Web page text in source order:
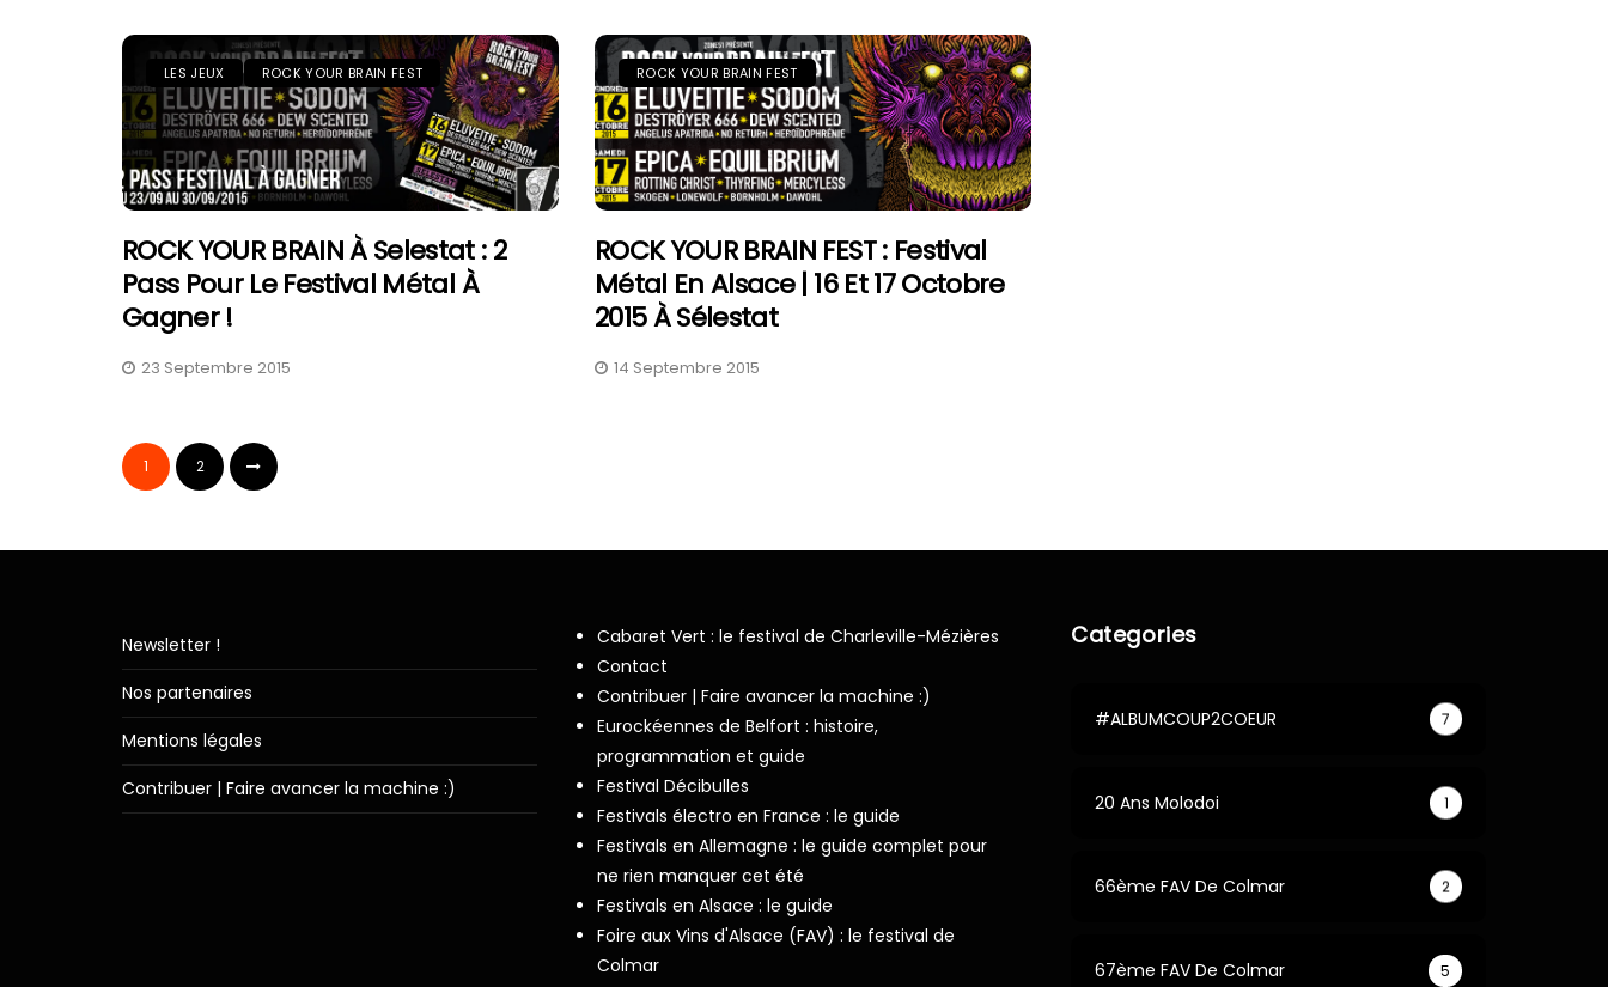
LES JEUX ROCK YOUR BRAIN FEST
ROCK YOUR BRAIN À Selestat : 2
Pass Pour Le Festival Métal À
Gagner !
23 Septembre 2015
ROCK YOUR BRAIN FEST
ROCK YOUR BRAIN FEST : Festival
Métal En Alsace | 16 Et 17 Octobre
2015 À Sélestat
14 Septembre 2015
1 2
Newsletter !
Nos partenaires
Mentions légales
Contribuer | Faire avancer la machine :)
Cabaret Vert : le festival de Charleville-Mézières
Contact
Contribuer | Faire avancer la machine :)
Eurockéennes de Belfort : histoire,
programmation et guide
Festival Décibulles
Festivals électro en France : le guide
Festivals en Allemagne : le guide complet pour
ne rien manquer cet été
Festivals en Alsace : le guide
Foire aux Vins d'Alsace (FAV) : le festival de
Colmar
Categories
#ALBUMCOUP2COEUR 7
20 Ans Molodoi 1
66ème FAV De Colmar 2
67ème FAV De Colmar 5